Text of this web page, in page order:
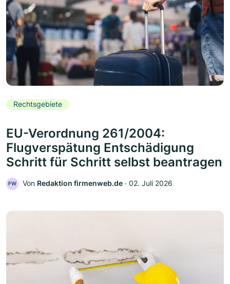
Rechtsgebiete
EU-Verordnung 261/2004:
Flugverspätung Entschädigung
Schritt für Schritt selbst beantragen
FW Von Redaktion firmenweb.de ‧ 02. Juli 2026